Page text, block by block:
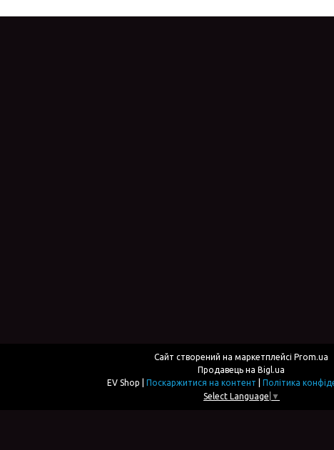
Сайт створений на маркетплейсі Prom.ua
Продавець на Bigl.ua
Поскаржитися на контент
Політика
Select Language ▼